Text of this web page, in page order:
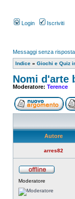
Login Iscriviti
Messaggi senza risposta
Indice » Giochi e Quiz
Nomi d'arte
Moderatore: Terence
Autore
arres82
Moderatore